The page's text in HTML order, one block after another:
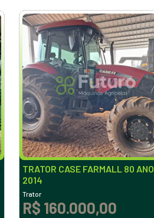
TRATOR CASE FARMALL 80 ANO
2014
Trator
R$ 160.000,00